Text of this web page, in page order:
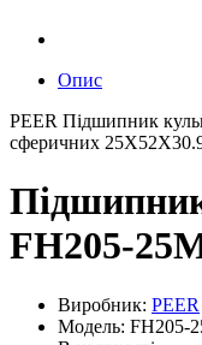
Опис
PEER Підшипник
сферичних
FH205-
Виробник: PEER
Модель: FH205-